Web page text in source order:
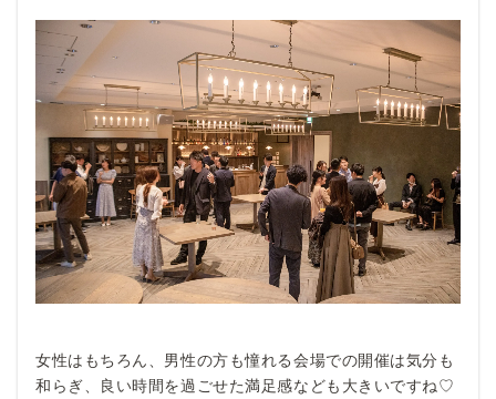
女性はもちろん、男性の方も憧れる会場での開催は気分も
和らぎ、良い時間を過ごせた満足感なども大きいですね♡